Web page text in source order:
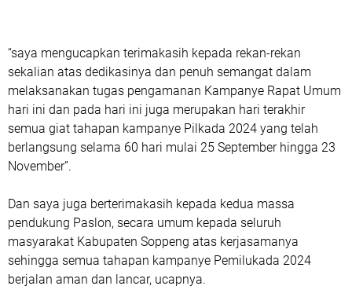
“saya mengucapkan terimakasih kepada rekan-rekan
sekalian atas dedikasinya dan penuh semangat dalam
melaksanakan tugas pengamanan Kampanye Rapat Umum
hari ini dan pada hari ini juga merupakan hari terakhir
semua giat tahapan kampanye Pilkada 2024 yang telah
berlangsung selama 60 hari mulai 25 September hingga 23
November”.
Dan saya juga berterimakasih kepada kedua massa
pendukung Paslon, secara umum kepada seluruh
masyarakat Kabupaten Soppeng atas kerjasamanya
sehingga semua tahapan kampanye Pemilukada 2024
berjalan aman dan lancar, ucapnya.